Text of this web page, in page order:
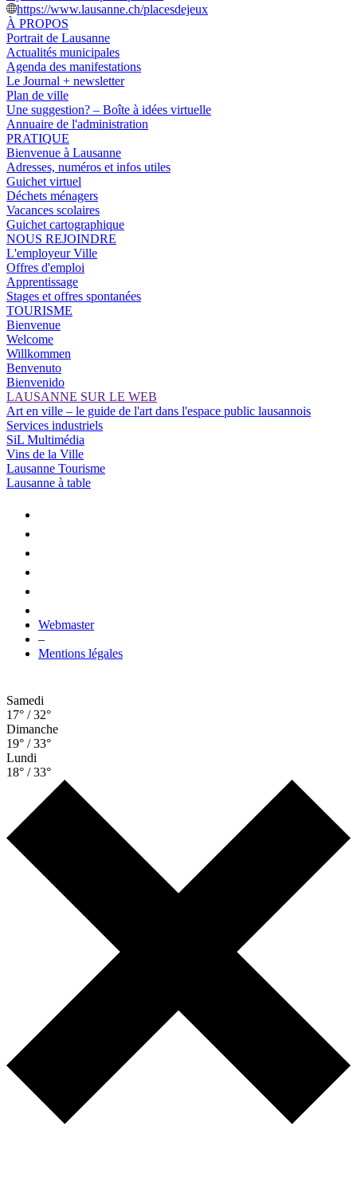
https://www.lausanne.ch/placesdejeux
À PROPOS
Portrait de Lausanne
Actualités municipales
Agenda des manifestations
Le Journal + newsletter
Plan de ville
Une suggestion? – Boîte à idées virtuelle
Annuaire de l'administration
PRATIQUE
Bienvenue à Lausanne
Adresses, numéros et infos utiles
Guichet virtuel
Déchets ménagers
Vacances scolaires
Guichet cartographique
NOUS REJOINDRE
L'employeur Ville
Offres d'emploi
Apprentissage
Stages et offres spontanées
TOURISME
Bienvenue
Welcome
Willkommen
Benvenuto
Bienvenido
LAUSANNE SUR LE WEB
Art en ville – le guide de l'art dans l'espace public lausannois
Services industriels
SiL Multimédia
Vins de la Ville
Lausanne Tourisme
Lausanne à table
Webmaster
–
Mentions légales
Samedi
17° / 32°
Dimanche
19° / 33°
Lundi
18° / 33°